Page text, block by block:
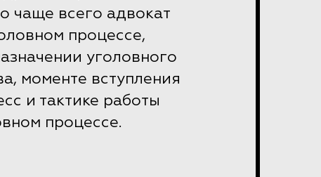
чаще всего адвокат
процессе,
уголовного
моменте вступления
и тактике работы
процессе.